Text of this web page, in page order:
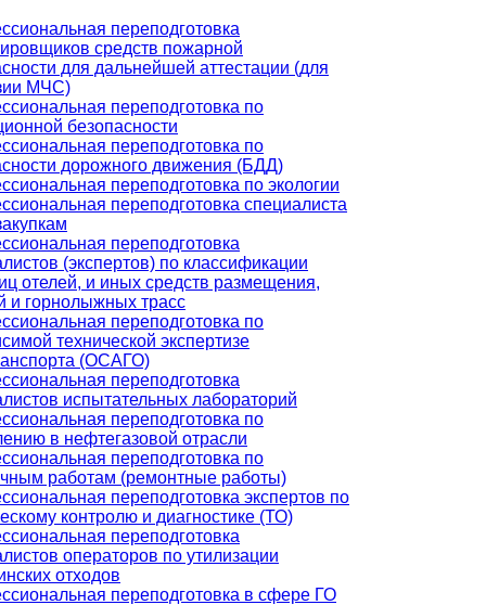
переподготовка
средств пожарной
для дальнейшей аттестации (для
МЧС)
переподготовка по
безопасности
переподготовка по
дорожного движения (БДД)
переподготовка по экологии
переподготовка специалиста
переподготовка
(экспертов) по классификации
отелей, и иных средств размещения,
и горнолыжных трасс
переподготовка по
технической экспертизе
(ОСАГО)
переподготовка
испытательных лабораторий
переподготовка по
в нефтегазовой отрасли
переподготовка по
работам (ремонтные работы)
переподготовка экспертов по
контролю и диагностике (ТО)
переподготовка
операторов по утилизации
отходов
переподготовка в сфере ГО